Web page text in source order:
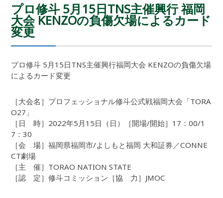
プロ修斗 5月15日TNS主催興行 福岡
大会 KENZOの負傷欠場によるカード
変更
プロ修斗 5月15日TNS主催興行福岡大会 KENZOの負傷欠場
によるカード変更
［大会名］プロフェッショナル修斗公式戦福岡大会「TORA
O27」
［日 時］2022年5月15日（日）［開場/開始］17：00/1
7：30
［会 場］福岡県福岡市/よしもと福岡 大和証券／CONNE
CT劇場
［主 催］TORAO NATION STATE
［認 定］修斗コミッション［協 力］JMOC